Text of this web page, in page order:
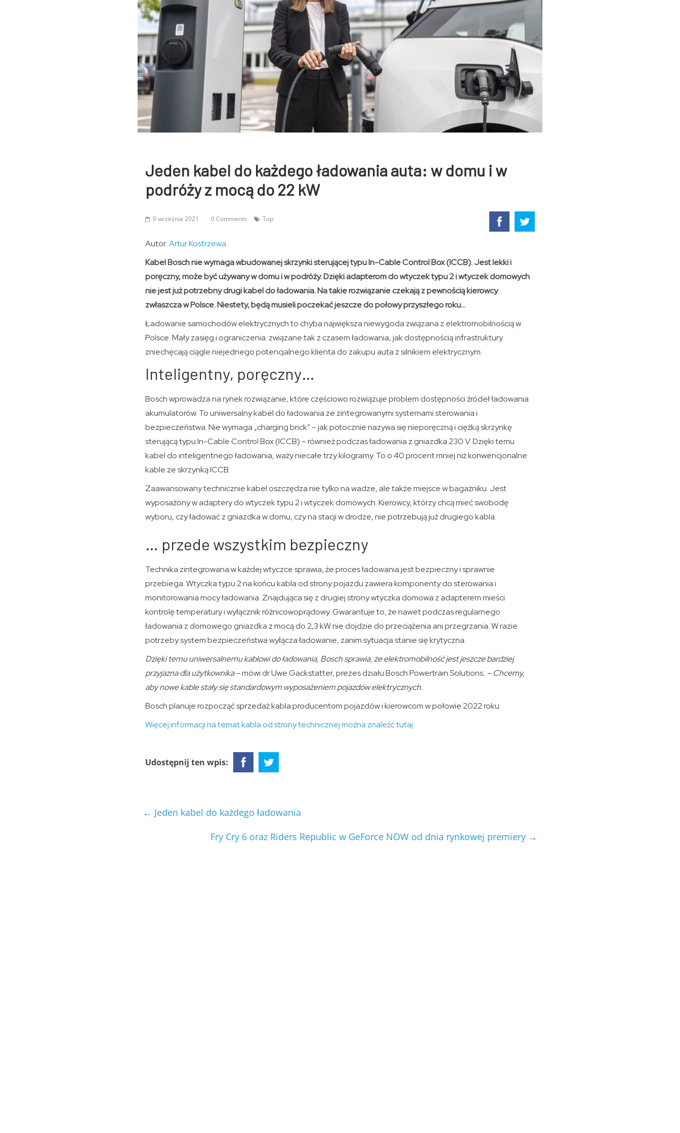
Jeden kabel do każdego ładowania auta: w domu i w
podróży z mocą do 22 kW
9 września 2021 0 Comments Top
Autor:Artur Kostrzewa
Kabel Bosch nie wymaga wbudowanej skrzynki sterującej typu In-Cable Control Box (ICCB). Jest lekki i
poręczny, może być używany w domu i w podróży. Dzięki adapterom do wtyczek typu 2 i wtyczek domowych
nie jest już potrzebny drugi kabel do ładowania. Na takie rozwiązanie czekają z pewnością kierowcy
zwłaszcza w Polsce. Niestety, będą musieli poczekać jeszcze do połowy przyszłego roku…
Ładowanie samochodów elektrycznych to chyba największa niewygoda związana z elektromobilnością w
Polsce. Mały zasięg i ograniczenia związane tak z czasem ładowania, jak dostępnością infrastruktury
zniechęcają ciągle niejednego potencjalnego klienta do zakupu auta z silnikiem elektrycznym.
Inteligentny, poręczny…
Bosch wprowadza na rynek rozwiązanie, które częściowo rozwiązuje problem dostępności źródeł ładowania
akumulatorów. To uniwersalny kabel do ładowania ze zintegrowanymi systemami sterowania i
bezpieczeństwa. Nie wymaga „charging brick” – jak potocznie nazywa się nieporęczną i ciężką skrzynkę
sterującą typu In-Cable Control Box (ICCB) – również podczas ładowania z gniazdka 230 V. Dzięki temu
kabel do inteligentnego ładowania, waży niecałe trzy kilogramy. To o 40 procent mniej niż konwencjonalne
kable ze skrzynką ICCB.
Zaawansowany technicznie kabel oszczędza nie tylko na wadze, ale także miejsce w bagażniku. Jest
wyposażony w adaptery do wtyczek typu 2 i wtyczek domowych. Kierowcy, którzy chcą mieć swobodę
wyboru, czy ładować z gniazdka w domu, czy na stacji w drodze, nie potrzebują już drugiego kabla.
… przede wszystkim bezpieczny
Technika zintegrowana w każdej wtyczce sprawia, że proces ładowania jest bezpieczny i sprawnie
przebiega. Wtyczka typu 2 na końcu kabla od strony pojazdu zawiera komponenty do sterowania i
monitorowania mocy ładowania. Znajdująca się z drugiej strony wtyczka domowa z adapterem mieści
kontrolę temperatury i wyłącznik różnicowoprądowy. Gwarantuje to, że nawet podczas regularnego
ładowania z domowego gniazdka z mocą do 2,3 kW nie dojdzie do przeciążenia ani przegrzania. W razie
potrzeby system bezpieczeństwa wyłącza ładowanie, zanim sytuacja stanie się krytyczna.
Dzięki temu uniwersalnemu kablowi do ładowania, Bosch sprawia, że elektromobilność jest jeszcze bardziej
przyjazna dla użytkownika –mówi dr Uwe Gackstatter, prezes działu Bosch Powertrain Solutions. – Chcemy,
aby nowe kable stały się standardowym wyposażeniem pojazdów elektrycznych.
Bosch planuje rozpocząć sprzedaż kabla producentom pojazdów i kierowcom w połowie 2022 roku.
Więcej informacji na temat kabla od strony technicznej można znaleźć tutaj.
Udostępnij ten wpis:
← Jeden kabel do każdego ładowania
Fry Cry 6 oraz Riders Republic w GeForce NOW od dnia rynkowej premiery →